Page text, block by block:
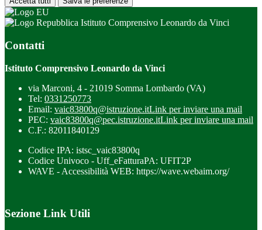
Istituto Comprensivo Leonardo da Vinci
Contatti
Istituto Comprensivo Leonardo da Vinci
via Marconi, 4 - 21019 Somma Lombardo (VA)
Tel: 0331250773
Email: vaic83800q@istruzione.itLink per inviare una mail
PEC: vaic83800q@pec.istruzione.itLink per inviare una mail
C.F.: 82011840129
Codice IPA: istsc_vaic83800q
Codice Univoco - Uff_eFatturaPA: UFIT2P
WAVE - Accessibilità WEB: https://wave.webaim.org/
Sezione Link Utili